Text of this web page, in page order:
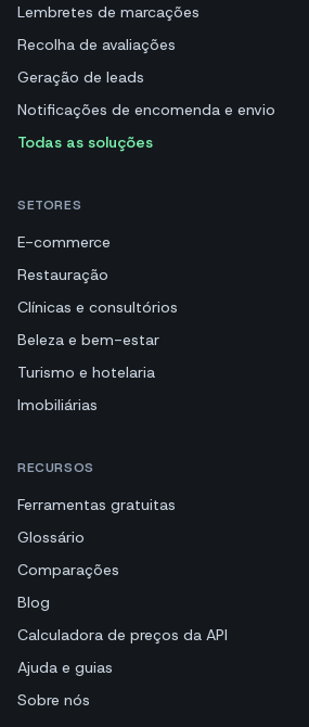
Lembretes de marcações
Recolha de avaliações
Geração de leads
Notificações de encomenda e envio
Todas as soluções
SETORES
E-commerce
Restauração
Clínicas e consultórios
Beleza e bem-estar
Turismo e hotelaria
Imobiliárias
RECURSOS
Ferramentas gratuitas
Glossário
Comparações
Blog
Calculadora de preços da API
Ajuda e guias
Sobre nós